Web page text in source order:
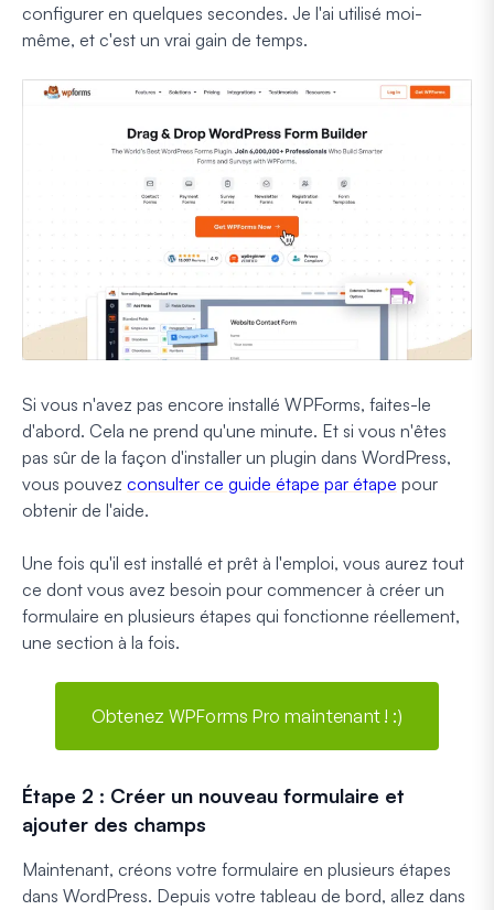
configurer en quelques secondes. Je l'ai utilisé moi-
même, et c'est un vrai gain de temps.
Si vous n'avez pas encore installé WPForms, faites-le
d'abord. Cela ne prend qu'une minute. Et si vous n'êtes
pas sûr de la façon d'installer un plugin dans WordPress,
vous pouvez consulter ce guide étape par étape pour
obtenir de l'aide.
Une fois qu'il est installé et prêt à l'emploi, vous aurez tout
ce dont vous avez besoin pour commencer à créer un
formulaire en plusieurs étapes qui fonctionne réellement,
une section à la fois.
Obtenez WPForms Pro maintenant ! :)
Étape 2 : Créer un nouveau formulaire et
ajouter des champs
Maintenant, créons votre formulaire en plusieurs étapes
dans WordPress. Depuis votre tableau de bord, allez dans